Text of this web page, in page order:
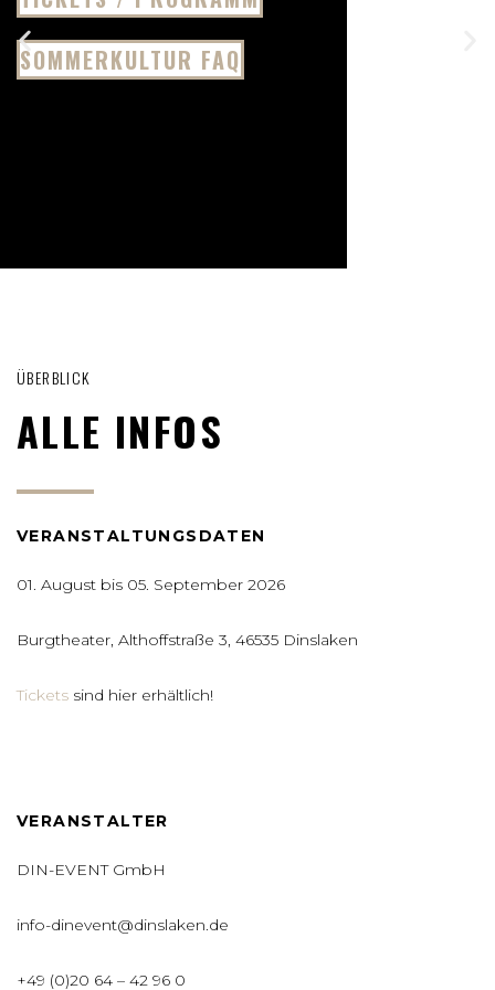
SOMMERKULTUR FAQ
ÜBERBLICK
ALLE INFOS
VERANSTALTUNGSDATEN
01. August bis 05. September 2026
Burgtheater, Althoffstraße 3, 46535 Dinslaken
Tickets sind hier erhältlich!
VERANSTALTER
DIN-EVENT GmbH
info-dinevent@dinslaken.de
+49 (0)20 64 – 42 96 0